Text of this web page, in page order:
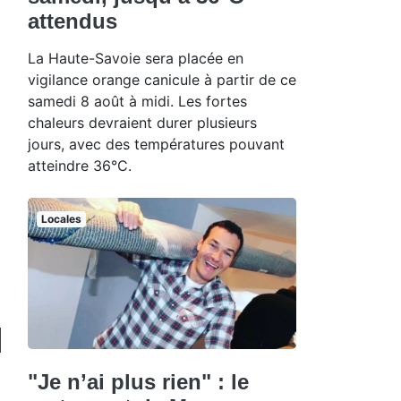
attendus
La Haute-Savoie sera placée en
vigilance orange canicule à partir de ce
samedi 8 août à midi. Les fortes
chaleurs devraient durer plusieurs
jours, avec des températures pouvant
atteindre 36°C.
Locales
"Je n’ai plus rien" : le